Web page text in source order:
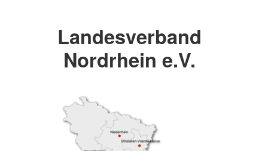
Landesverband
Nordrhein e.V.